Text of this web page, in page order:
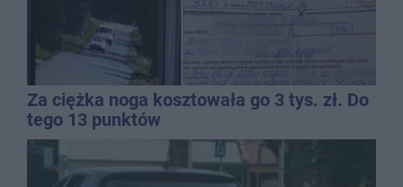
Za ciężka noga kosztowała go 3 tys. zł. Do
tego 13 punktów